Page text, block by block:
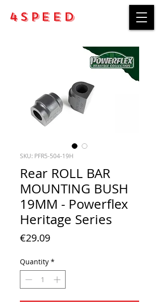
4Speed
SKU: PFR5-504-19H
Rear ROLL BAR
MOUNTING BUSH
19MM - Powerflex
Heritage Series
€29.09Price
Quantity *